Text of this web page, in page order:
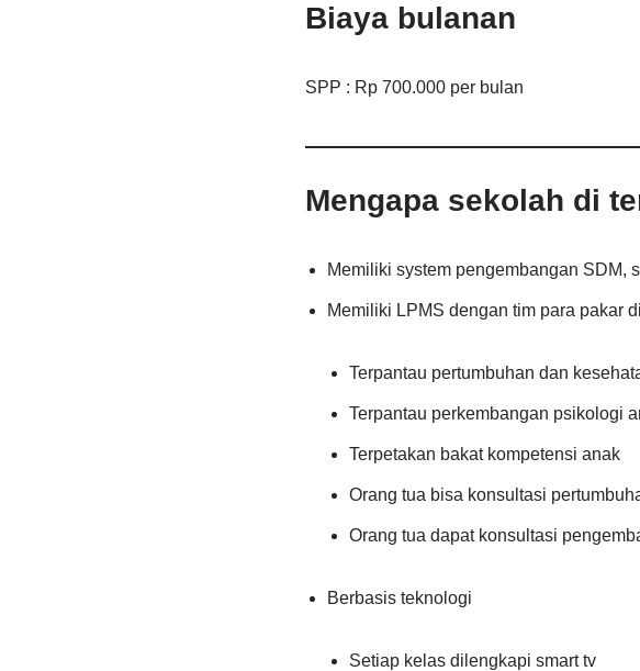
Biaya bulanan
SPP : Rp 700.000 per bulan
Mengapa sekolah di
Memiliki system pengembangan SDM,
Memiliki LPMS dengan tim para pakar
Terpantau pertumbuhan dan
Terpantau perkembangan psikologi
Terpetakan bakat kompetensi anak
Orang tua bisa konsultasi
Orang tua dapat konsultasi
Berbasis teknologi
Setiap kelas dilengkapi smart tv